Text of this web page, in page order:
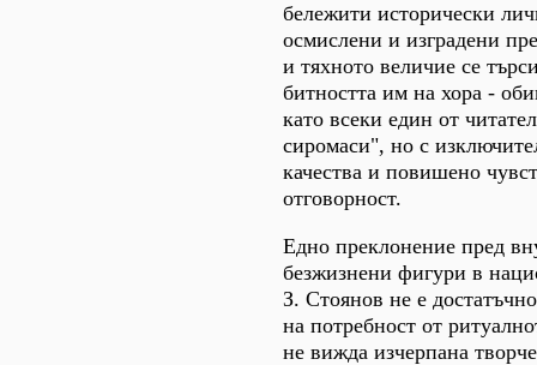
бележити исторически
осмислени и изградени
и тяхното величие се
битността им на хора -
като всеки един от
сиромаси", но с
качества и повишено
отговорност.
Едно преклонение пред
безжизнени фигури в
З. Стоянов не е
на потребност от
не вижда изчерпана